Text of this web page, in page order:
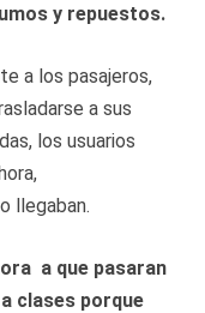
y repuestos.
a los pasajeros,
a sus
los usuarios
llegaban.
a que pasaran
clases porque